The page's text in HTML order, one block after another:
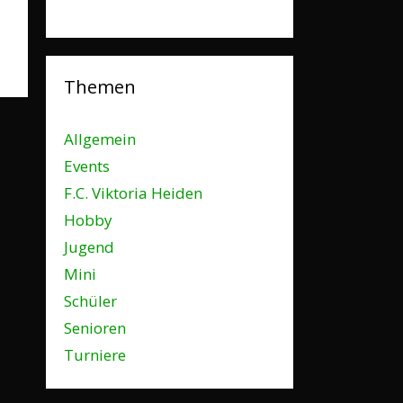
Themen
Allgemein
Events
F.C. Viktoria Heiden
Hobby
Jugend
Mini
Schüler
Senioren
Turniere